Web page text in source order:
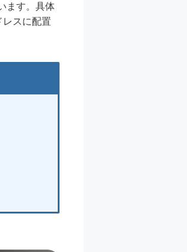
ます。具体
スに配置